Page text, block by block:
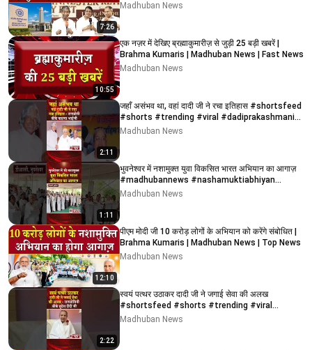
7:26
Madhuban News
10:55
एक नज़र में देखिए ब्रह्माकुमारीज़ से जुड़ी 25 बड़ी खबरें |
Brahma Kumaris | Madhuban News | Fast News
Madhuban News
2:11
जहाँ असंभव था, वहां दादी जी ने रचा इतिहास #shortsfeed
#shorts #trending #viral #dadiprakashmani
#bk
Madhuban News
1:11
भुवनेश्वर में नशामुक्त युवा विकसित भारत अभियान का आगाज़
#madhubannews #nashamuktiabhiyan
#yuvaabhiyan
Madhuban News
12:10
पीएम मोदी जी 10 करोड़ लोगों के अभियान को करेंगे संबोधित |
Brahma Kumaris | Madhuban News | Top News
Madhuban News
2:22
स्वयं पत्थर उठाकर दादी जी ने जगाई सेवा की अलख
#shortsfeed #shorts #trending #viral
#bkshorts #news
Madhuban News